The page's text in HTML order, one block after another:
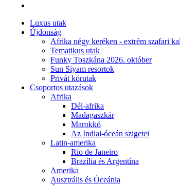
Luxus utak
Újdonság
Afrika négy keréken - extrém szafari
Tematikus utak
Funky Toszkána 2026. október
Sun Siyam resortok
Privát körutak
Csoportos utazások
Afrika
Dél-afrika
Madagaszkár
Marokkó
Az Indiai-óceán szigetei
Latin-amerika
Rio de Janeiro
Brazília és Argentína
Amerika
Ausztrális és Óceánia